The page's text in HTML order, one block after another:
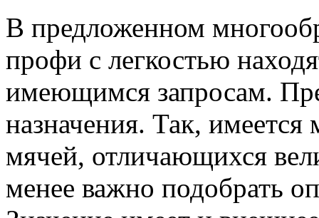
В предложенном
профи с легкостью
имеющимся запросам.
назначения. Так,
мячей, отличающихся
менее важно подобрать